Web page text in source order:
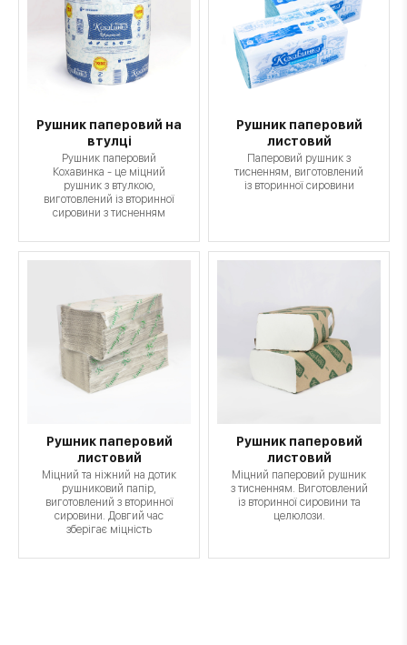
Рушник паперовий на
втулці
Рушник паперовий
Кохавинка - це міцний
рушник з втулкою,
виготовлений із вторинної
сировини з тисненням
Рушник паперовий
листовий
Паперовий рушник з
тисненням, виготовлений
із вторинної сировини
Рушник паперовий
листовий
Міцний та ніжний на дотик
рушниковий папір,
виготовлений з вторинної
сировини. Довгий час
зберігає міцність
Рушник паперовий
листовий
Міцний паперовий рушник
з тисненням. Виготовлений
із вторинної сировини та
целюлози.